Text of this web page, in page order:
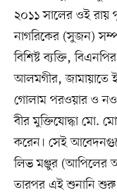
২০১১ সালের ওই রায়
নাগরিকের (সুজন)
বিশিষ্ট ব্যক্তি,
আলমগীর, জামায়াতে
গোলাম পরওয়ার ও
বীর মুক্তিযোদ্ধা মো.
করেন। সেই
লিভ মঞ্জুর (আপিলের
তারপর এই শুনানি শুরু